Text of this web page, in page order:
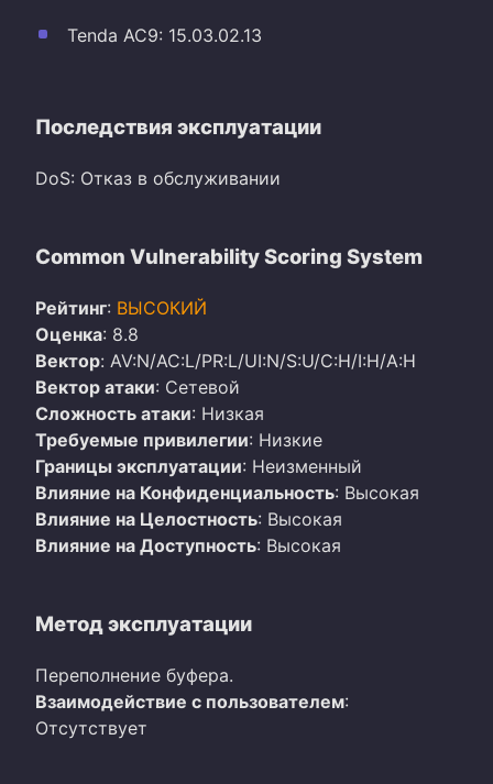
Tenda AC9: 15.03.02.13
Последствия эксплуатации
DoS: Отказ в обслуживании
Common Vulnerability Scoring System
Рейтинг: ВЫСОКИЙ
Оценка: 8.8
Вектор: AV:N/AC:L/PR:L/UI:N/S:U/C:H/I:H/A:H
Вектор атаки: Сетевой
Сложность атаки: Низкая
Требуемые привилегии: Низкие
Границы эксплуатации: Неизменный
Влияние на Конфиденциальность: Высокая
Влияние на Целостность: Высокая
Влияние на Доступность: Высокая
Метод эксплуатации
Переполнение буфера.
Взаимодействие с пользователем:
Отсутствует